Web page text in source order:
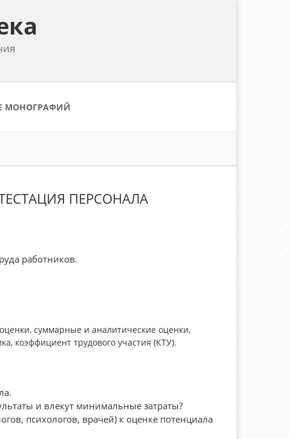
МОНОГРАФИЙ
ПЕРСОНАЛА
работников.
суммарные и аналитические оценки,
коэффициент трудового участия (КТУ).
и влекут минимальные затраты?
психологов, врачей) к оценке потенциала